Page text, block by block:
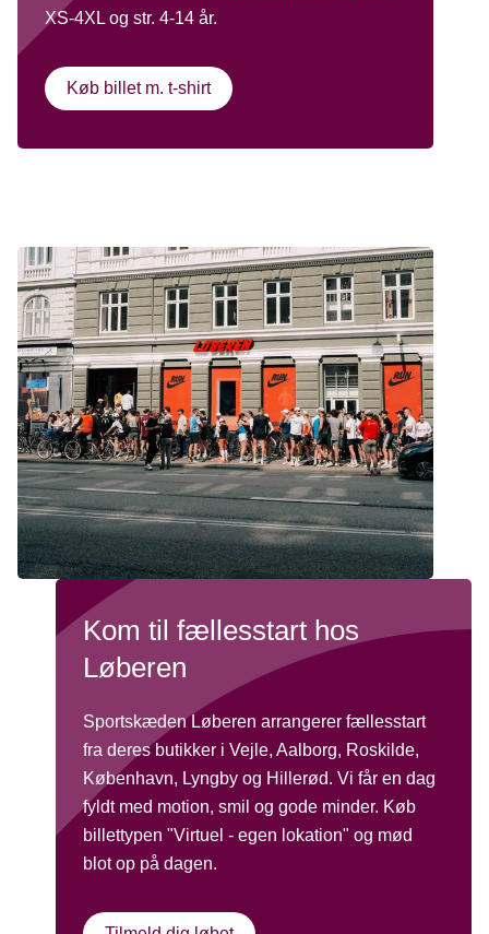
XS-4XL og str. 4-14 år.
Køb billet m. t-shirt
Kom til fællesstart hos
Løberen
Sportskæden Løberen arrangerer fællesstart
fra deres butikker i Vejle, Aalborg, Roskilde,
København, Lyngby og Hillerød. Vi får en dag
fyldt med motion, smil og gode minder. Køb
billettypen "Virtuel - egen lokation" og mød
blot op på dagen.